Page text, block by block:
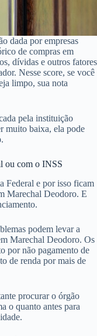
dada por empresas
de compras em
dívidas e outros fatores
Nesse score, se você
limpo, sua nota
pela instituição
muito baixa, ela pode
ou com o INSS
Federal e por isso ficam
Marechal Deodoro. E
podem levar a
Marechal Deodoro. Os
por não pagamento de
de renda por mais de
procurar o órgão
o quanto antes para